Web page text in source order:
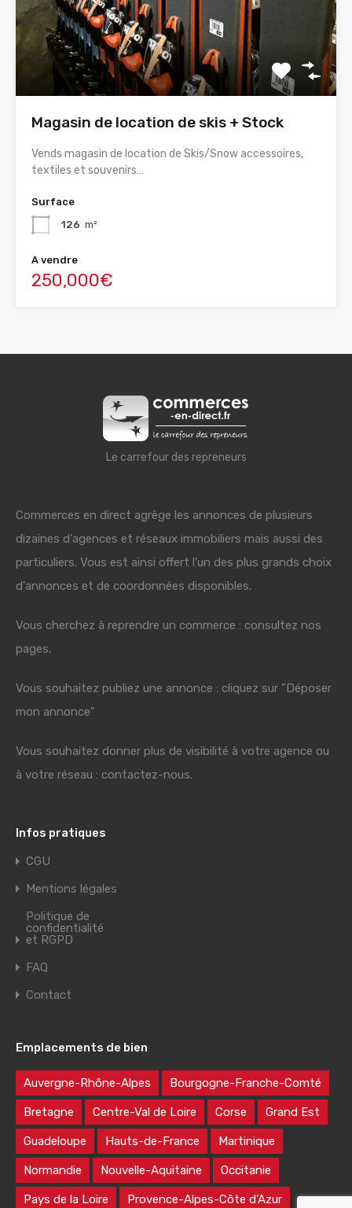
Magasin de location de skis + Stock
Vends magasin de location de Skis/Snow accessoires,
textiles et souvenirs…
Surface
126 m²
A vendre
250,000€
Le carrefour des repreneurs
Commerces en direct agrège les annonces de plusieurs
dizaines d'agences et réseaux immobiliers mais aussi des
particuliers. Vous est ainsi offert l'un des plus grands choix
d'annonces et de coordonnées disponibles.
Vous cherchez à reprendre un commerce : consultez nos
pages.
Vous souhaitez publiez une annonce : cliquez sur "Déposer
mon annonce"
Vous souhaitez donner plus de visibilité à votre agence ou
à votre réseau : contactez-nous.
Infos pratiques
CGU
Mentions légales
Politique de
confidentialité
et RGPD
FAQ
Contact
Emplacements de bien
Auvergne-Rhône-Alpes Bourgogne-Franche-Comté
Bretagne Centre-Val de Loire Corse Grand Est
Guadeloupe Hauts-de-France Martinique
Normandie Nouvelle-Aquitaine Occitanie
Pays de la Loire Provence-Alpes-Côte d’Azur